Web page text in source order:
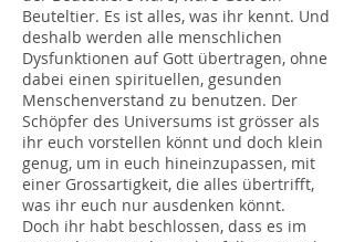
Beuteltier. Es ist alles, was ihr kennt. Und
deshalb werden alle menschlichen
Dysfunktionen auf Gott übertragen, ohne
dabei einen spirituellen, gesunden
Menschenverstand zu benutzen. Der
Schöpfer des Universums ist grösser als
ihr euch vorstellen könnt und doch klein
genug, um in euch hineinzupassen, mit
einer Grossartigkeit, die alles übertrifft,
was ihr euch nur ausdenken könnt.
Doch ihr habt beschlossen, dass es im